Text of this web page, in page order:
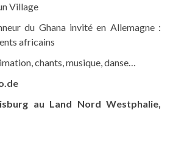
Village
Ghana invité en Allemagne :
africains
chants, musique, danse…
au Land Nord Westphalie,